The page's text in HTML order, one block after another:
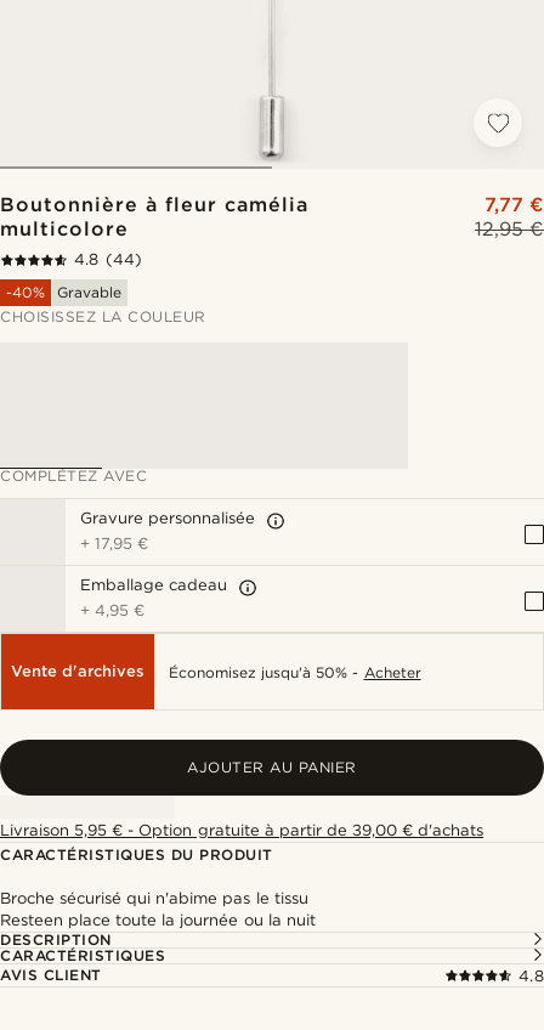
Boutonnière à fleur camélia
multicolore
12,95 €
7,77 €
4.8 (44)
-40%
Gravable
CHOISISSEZ LA COULEUR
COMPLÉTEZ AVEC
Gravure personnalisée
+17,95 €
Emballage cadeau
+4,95 €
Vente d'archives Économisez jusqu'à 50% - Acheter
AJOUTER AU PANIER
Livraison 5,95 € - Option gratuite à partir de 39,00 € d'achats
CARACTÉRISTIQUES DU PRODUIT
Broche sécurisé qui n'abime pas le tissu
Resteen place toute la journée ou la nuit
DESCRIPTION
CARACTÉRISTIQUES
AVIS CLIENT
4.8